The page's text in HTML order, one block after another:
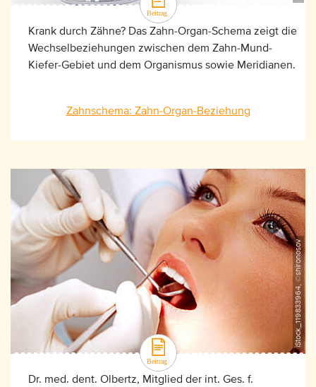
Krank durch Zähne? Das Zahn-Organ-Schema zeigt die
Wechselbeziehungen zwischen dem Zahn-Mund-
Kiefer-Gebiet und dem Organismus sowie Meridianen.
Zahnschema: Zahn-Organ-Beziehung
iStock_119833964, ©shironosov
Dr. med. dent. Olbertz, Mitglied der int. Ges. f.